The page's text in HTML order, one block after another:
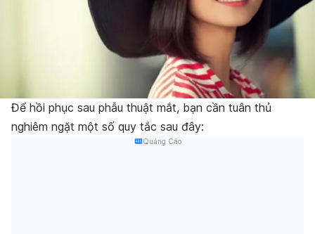
Để hồi phục sau phẫu thuật mắt, bạn cần tuân thủ
nghiêm ngặt một số quy tắc sau đây:
Quảng Cáo